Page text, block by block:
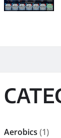
Aerobics (1)